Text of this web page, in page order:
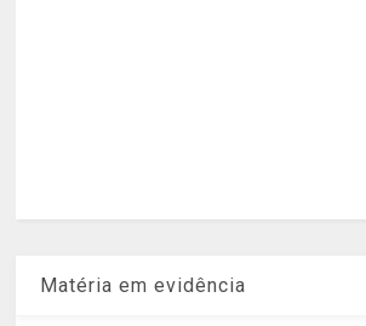
Matéria em evidência